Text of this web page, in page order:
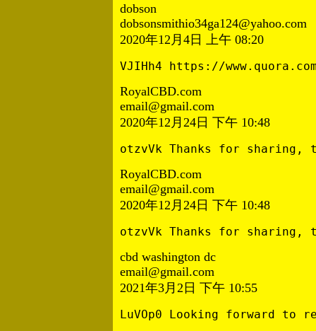
dobson
dobsonsmithio34ga124@yahoo.com
2020年12月4日 上午 08:20
VJIHh4 https://
RoyalCBD.com
email@gmail.com
2020年12月24日 下午 10:48
otzvVk Thanks for
RoyalCBD.com
email@gmail.com
2020年12月24日 下午 10:48
otzvVk Thanks for
cbd washington dc
email@gmail.com
2021年3月2日 下午 10:55
LuVOp0 Looking forward to